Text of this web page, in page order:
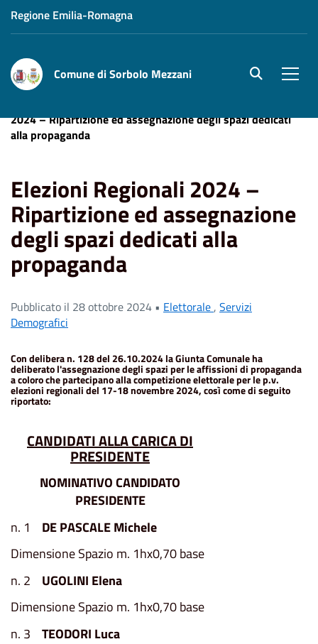
Regione Emilia-Romagna
Comune di Sorbolo Mezzani site.searc
2024 – Ripartizione ed assegnazione degli spazi dedicati
alla propaganda
Elezioni Regionali 2024 –
Ripartizione ed assegnazione
degli spazi dedicati alla
propaganda
Pubblicato il 28 ottobre 2024 • Elettorale, Servizi
Demografici
Con delibera n. 128 del 26.10.2024 la Giunta Comunale ha
deliberato l'assegnazione degli spazi per le affissioni di propaganda
a coloro che partecipano alla competizione elettorale per le p.v.
elezioni regionali del 17-18 novembre 2024, così come di seguito
riportato:
CANDIDATI ALLA CARICA DI
PRESIDENTE
NOMINATIVOCANDIDATO
PRESIDENTE
n. 1 DE PASCALE Michele
Dimensione Spazio m. 1hx0,70 base
n. 2 UGOLINI Elena
Dimensione Spazio m. 1hx0,70 base
n. 3 TEODORI Luca